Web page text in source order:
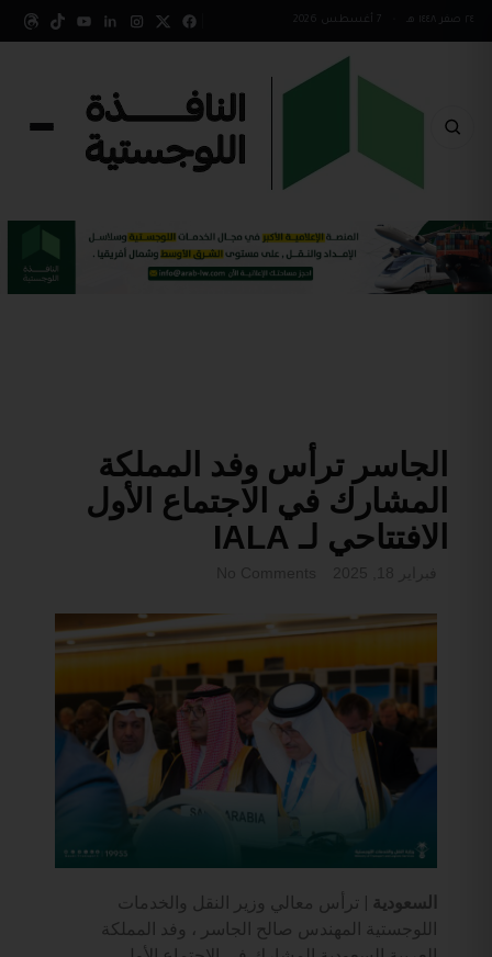
٢٤ صفر ١٤٤٨ هـ 7 أغسطس 2026
الجاسر ترأس وفد المملكة
المشارك في الاجتماع الأول
الافتتاحي لـ IALA
السعودية | ترأس معالي وزير النقل والخدمات
اللوجستية المهندس صالح الجاسر ، وفد المملكة